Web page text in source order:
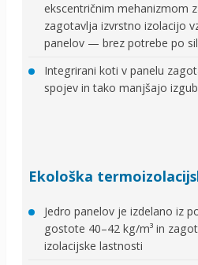
ekscentričnim mehanizmom
zagotavlja izvrstno izolacijo
panelov — brez potrebe po
Integrirani koti v panelu
spojev in tako manjšajo
Ekološka
Jedro panelov je izdelano iz
gostote 40–42 kg/m³ in
izolacijske lastnosti